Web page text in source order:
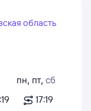
область
пн, пт, сб
17:19